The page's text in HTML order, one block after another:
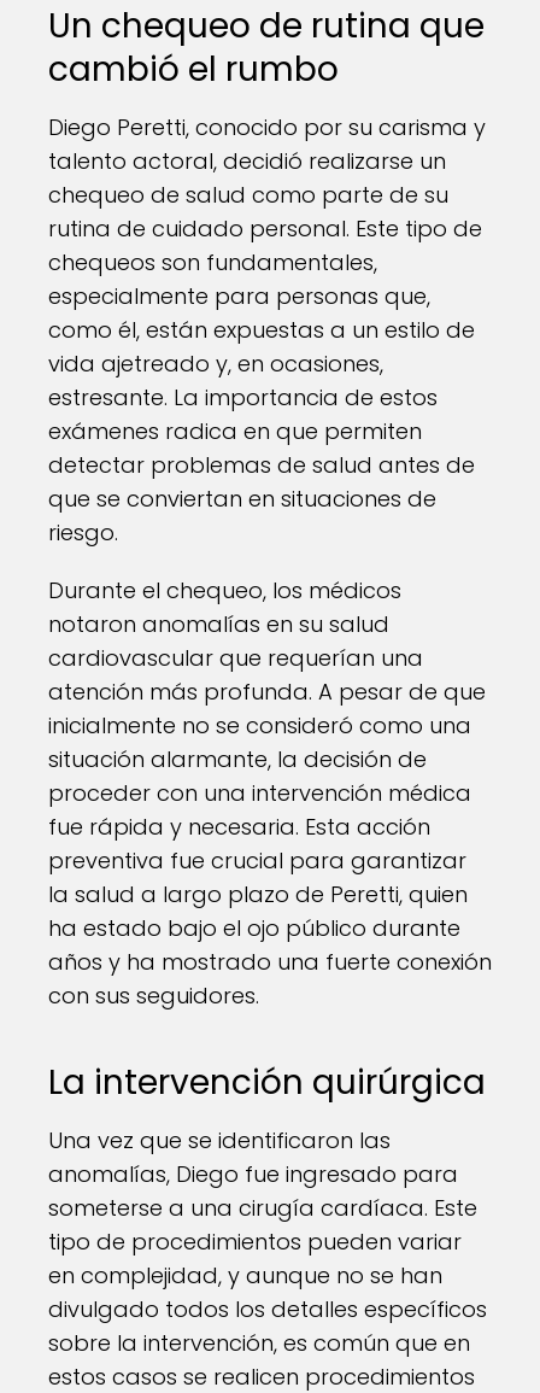
Un chequeo de rutina que
cambió el rumbo
Diego Peretti, conocido por su carisma y
talento actoral, decidió realizarse un
chequeo de salud como parte de su
rutina de cuidado personal. Este tipo de
chequeos son fundamentales,
especialmente para personas que,
como él, están expuestas a un estilo de
vida ajetreado y, en ocasiones,
estresante. La importancia de estos
exámenes radica en que permiten
detectar problemas de salud antes de
que se conviertan en situaciones de
riesgo.
Durante el chequeo, los médicos
notaron anomalías en su salud
cardiovascular que requerían una
atención más profunda. A pesar de que
inicialmente no se consideró como una
situación alarmante, la decisión de
proceder con una intervención médica
fue rápida y necesaria. Esta acción
preventiva fue crucial para garantizar
la salud a largo plazo de Peretti, quien
ha estado bajo el ojo público durante
años y ha mostrado una fuerte conexión
con sus seguidores.
La intervención quirúrgica
Una vez que se identificaron las
anomalías, Diego fue ingresado para
someterse a una cirugía cardíaca. Este
tipo de procedimientos pueden variar
en complejidad, y aunque no se han
divulgado todos los detalles específicos
sobre la intervención, es común que en
estos casos se realicen procedimientos